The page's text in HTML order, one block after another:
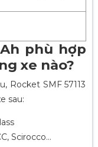
phù hợp
xe nào?
Rocket SMF 57113
sau:
Scirocco…